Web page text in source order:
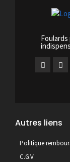
Autres liens
Politique
C.G.V